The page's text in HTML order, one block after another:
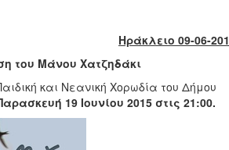
Ηράκλειο 09-06-201
του Μάνου Χατζηδάκι
και Νεανική Χορωδία του Δήμου
19 Ιουνίου 2015 στις 21:00.